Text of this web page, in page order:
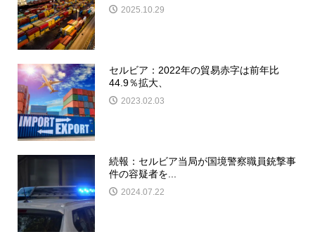
2025.10.29
セルビア：2022年の貿易赤字は前年比
44.9％拡大、
2023.02.03
続報：セルビア当局が国境警察職員銃撃事
件の容疑者を...
2024.07.22